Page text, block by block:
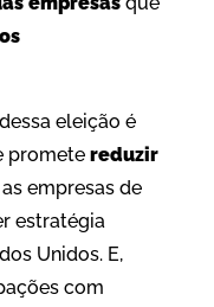
eleição é
promete reduzir
empresas de
estratégia
Unidos. E,
com